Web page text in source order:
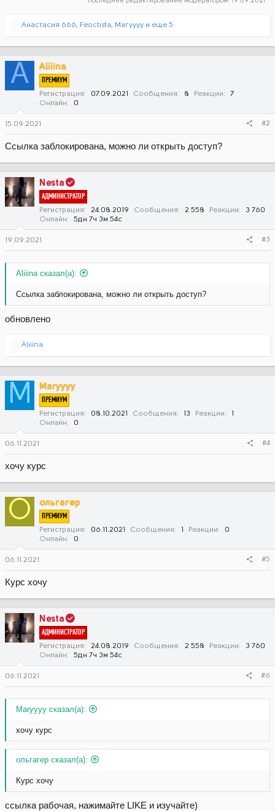
Р
ц
и
Анастасия 666, Feoctista, Maryyyy и еще 5
A Aliiina
ПРЕМИУМ
Регистрация 07.09.2021 Сообщения 8 Реакции
7
Онлайн
0
15.09.2021 #2
Ссылка заблокирована, можно ли открыть доступ?
Nesta
АДМИНИСТРАТОР
Регистрация 24.08.2019 Сообщения 2 558 Реакции
3 760
Онлайн
5дн 7ч 3м 54с
19.09.2021 #3
Aliiina сказал(а):
Ссылка заблокирована, можно ли открыть доступ?
обновлено
Р
ц
и
Aliiina
M Maryyyy
ПРЕМИУМ
Регистрация 08.10.2021 Сообщения 13 Реакции
1
Онлайн
0
06.11.2021 #4
хочу курс
О ольгагер
ПРЕМИУМ
Регистрация 06.11.2021 Сообщения 1 Реакции
0
Онлайн
0
06.11.2021 #5
Курс хочу
Nesta
АДМИНИСТРАТОР
Регистрация 24.08.2019 Сообщения 2 558 Реакции
3 760
Онлайн
5дн 7ч 3м 54с
06.11.2021 #6
Maryyyy сказал(а):
хочу курс
ольгагер сказал(а):
Курс хочу
ссылка рабочая, нажимайте LIKE и изучайте)